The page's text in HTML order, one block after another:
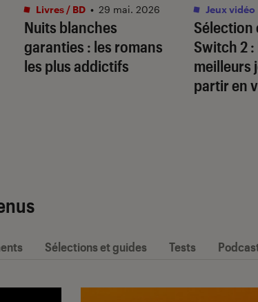
Nuits blanches
garanties : les romans
les plus addictifs
Livres / BD • 29 mai. 2026
Sélection
Switch 2 :
meilleurs
partir en
Jeux vidéo
Sélections et guides Tests